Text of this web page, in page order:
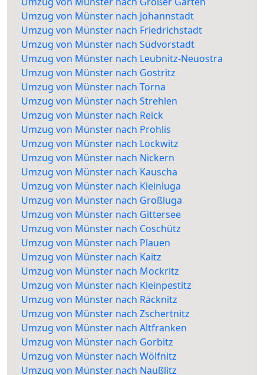
Umzug von Münster nach Johannstadt
Umzug von Münster nach Friedrichstadt
Umzug von Münster nach Südvorstadt
Umzug von Münster nach Leubnitz-Neuostra
Umzug von Münster nach Gostritz
Umzug von Münster nach Torna
Umzug von Münster nach Strehlen
Umzug von Münster nach Reick
Umzug von Münster nach Prohlis
Umzug von Münster nach Lockwitz
Umzug von Münster nach Nickern
Umzug von Münster nach Kauscha
Umzug von Münster nach Kleinluga
Umzug von Münster nach Großluga
Umzug von Münster nach Gittersee
Umzug von Münster nach Coschütz
Umzug von Münster nach Plauen
Umzug von Münster nach Kaitz
Umzug von Münster nach Mockritz
Umzug von Münster nach Kleinpestitz
Umzug von Münster nach Räcknitz
Umzug von Münster nach Zschertnitz
Umzug von Münster nach Altfranken
Umzug von Münster nach Gorbitz
Umzug von Münster nach Wölfnitz
Umzug von Münster nach Naußlitz